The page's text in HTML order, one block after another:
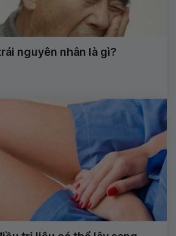
nguyên nhân là gì?